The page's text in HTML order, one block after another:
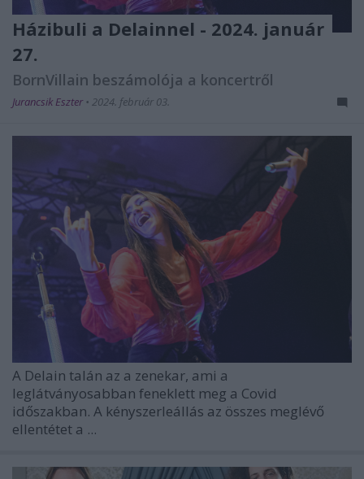
Házibuli a Delainnel - 2024. január
27.
BornVillain beszámolója a koncertről
Jurancsik Eszter • 2024. február 03.
A Delain talán az a zenekar, ami a
leglátványosabban feneklett meg a Covid
időszakban. A kényszerleállás az összes meglévő
ellentétet a ...